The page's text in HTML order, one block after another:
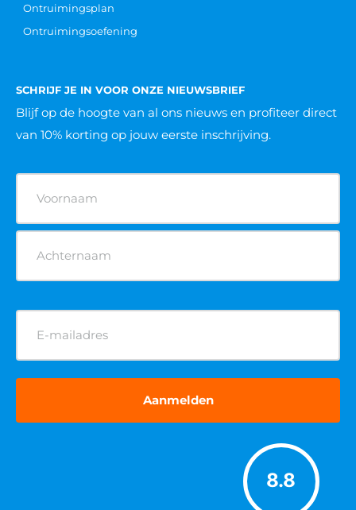
Ontruimingsplan
Ontruimingsoefening
SCHRIJF JE IN VOOR ONZE NIEUWSBRIEF
Blijf op de hoogte van al ons nieuws en profiteer direct
van 10% korting op jouw eerste inschrijving.
(Vereist)
E-
mailadres
(Vereist)
8.8